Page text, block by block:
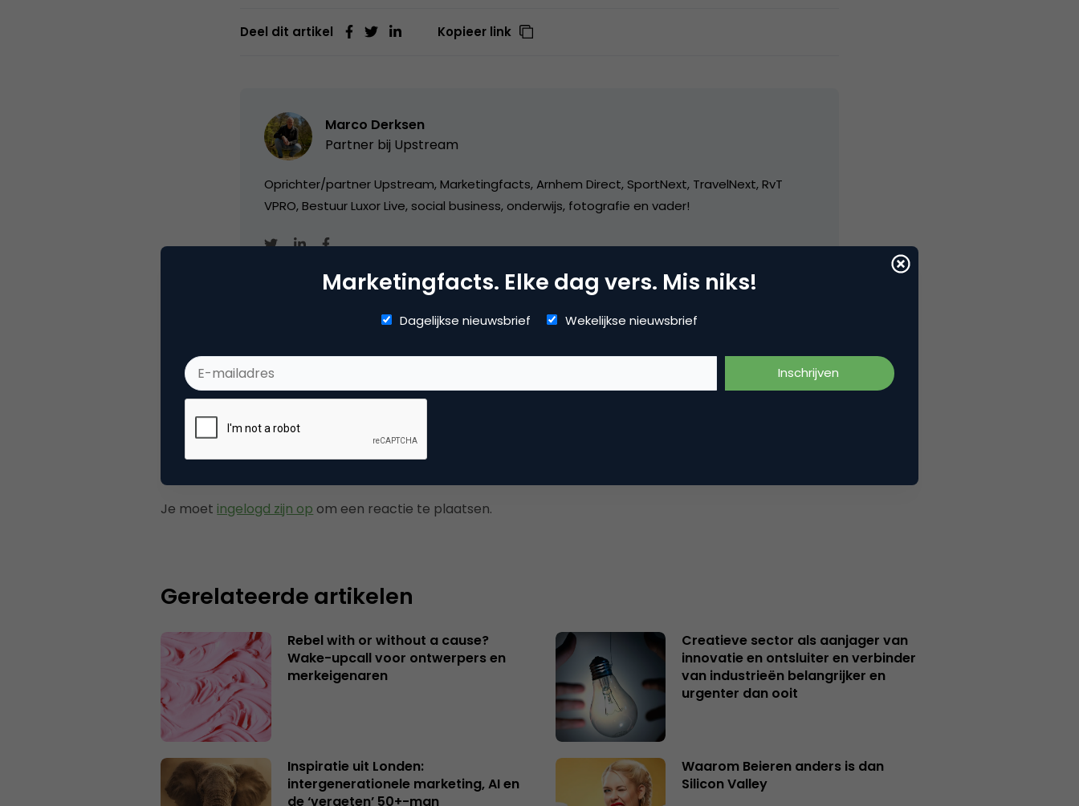
Deel dit artikel Kopieer link
Marco Derksen
Partner bij Upstream
Oprichter/partner Upstream, Marketingfacts, Arnhem Direct, SportNext, TravelNext, RvT
VPRO, Bestuur Luxor Live, social business, onderwijs, fotografie en vader!
Plaats reactie
Je moet ingelogd zijn op om een reactie te plaatsen.
Gerelateerde artikelen
Rebel with or without a cause?
Wake-upcall voor ontwerpers en
merkeigenaren
Creatieve sector als aanjager van
innovatie en ontsluiter en verbinder
van industrieën belangrijker en
urgenter dan ooit
Inspiratie uit Londen:
intergenerationele marketing, AI en
de ‘vergeten’ 50+-man
Waarom Beieren anders is dan
Silicon Valley
Marketingfacts. Elke dag vers. Mis niks!
Dagelijkse nieuwsbrief Wekelijkse nieuwsbrief